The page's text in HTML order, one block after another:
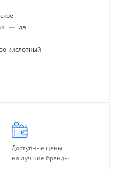
— да
кислотный
Доступные цены
на лучшие бренды